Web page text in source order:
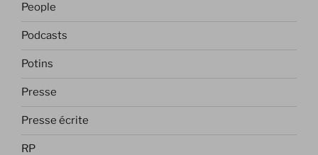
People
Podcasts
Potins
Presse
Presse écrite
RP